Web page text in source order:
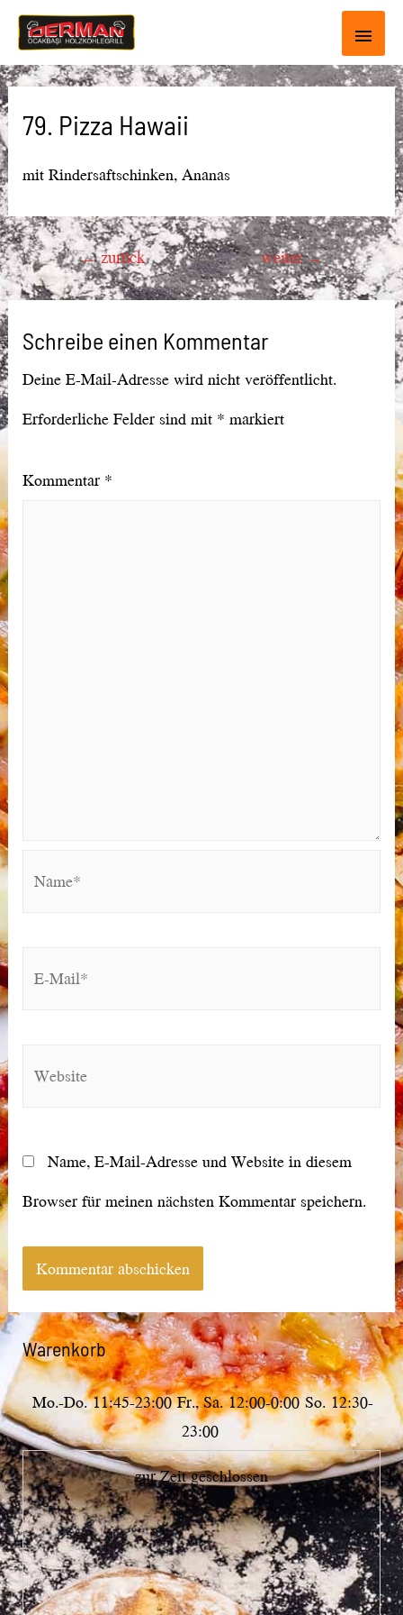
79. Pizza Hawaii
mit Rindersaftschinken, Ananas
Beitragsnavigation
←zurück weiter→
Schreibe einen Kommentar
Deine E-Mail-Adresse wird nicht veröffentlicht.
Erforderliche Felder sind mit * markiert
Kommentar *
Name, E-Mail-Adresse und Website in diesem
Browser für meinen nächsten Kommentar speichern.
Warenkorb
Mo.-Do. 11:45-23:00 Fr., Sa. 12:00-0:00 So. 12:30-
23:00
zur Zeit geschlossen